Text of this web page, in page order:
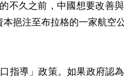
不久之前，中國想要改善
挹注至布拉格的一家航空
指導」政策。如果政府認